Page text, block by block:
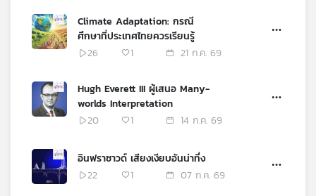
แผนที่
เครือ
Climate Adaptation: กรณี
ศึกษาที่ประเทศไทยควรเรียนรู้
26
1 21 ก.ค. 69
Hugh Everett III ผู้เสนอ Many-
worlds Interpretation
20
1 14 ก.ค. 69
อินฟราซาวด์ เสียงเงียบอันน่าทึ่ง
22
1 07 ก.ค. 69